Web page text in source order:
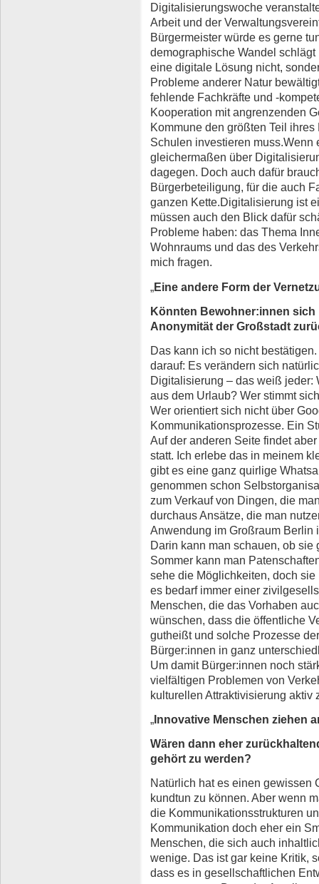
Digitalisierungswoche
Arbeit und der
Bürgermeister würde es gerne
demographische Wandel
eine digitale Lösung nicht,
Probleme anderer Natur
fehlende Fachkräfte und -
Kooperation mit angrenzenden
Kommune den größten Teil
Schulen investieren
gleichermaßen über
dagegen. Doch auch dafür
Bürgerbeteiligung, für die auch
ganzen Kette.Digitalisierung ist
müssen auch den Blick dafür
Probleme haben: das Thema
Wohnraums und das des
mich fragen.
Eine andere Form der
Könnten Bewohner:innen
Anonymität der Großstadt
Das kann ich so nicht
darauf: Es verändern sich
Digitalisierung – das weiß jeder:
aus dem Urlaub? Wer stimmt
Wer orientiert sich nicht über
Kommunikationsprozesse. Ein
Auf der anderen Seite findet
statt. Ich erlebe das in meinem
gibt es eine ganz quirlige
genommen schon
zum Verkauf von Dingen, die
durchaus Ansätze, die man
Anwendung im Großraum Berlin
Darin kann man schauen, ob sie
Sommer kann man
sehe die Möglichkeiten, doch
es bedarf immer einer
Menschen, die das Vorhaben
wünschen, dass die öffentliche
gutheißt und solche Prozesse
Bürger:innen in ganz
Um damit Bürger:innen noch
vielfältigen Problemen von
kulturellen Attraktivisierung aktiv
„Innovative Menschen ziehen
Wären dann eher
gehört zu werden?
Natürlich hat es einen gewissen
kundtun zu können. Aber wenn
die Kommunikationsstrukturen
Kommunikation doch eher ein
Menschen, die sich auch
wenige. Das ist gar keine Kritik,
dass es in gesellschaftlichen